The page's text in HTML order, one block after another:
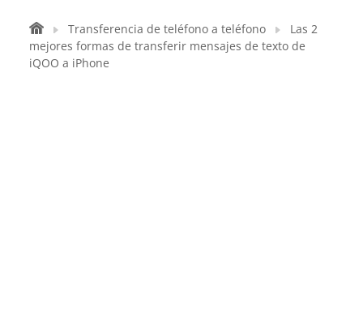
Transferencia de teléfono a teléfono
Las 2
mejores formas de transferir mensajes de texto de
iQOO a iPhone